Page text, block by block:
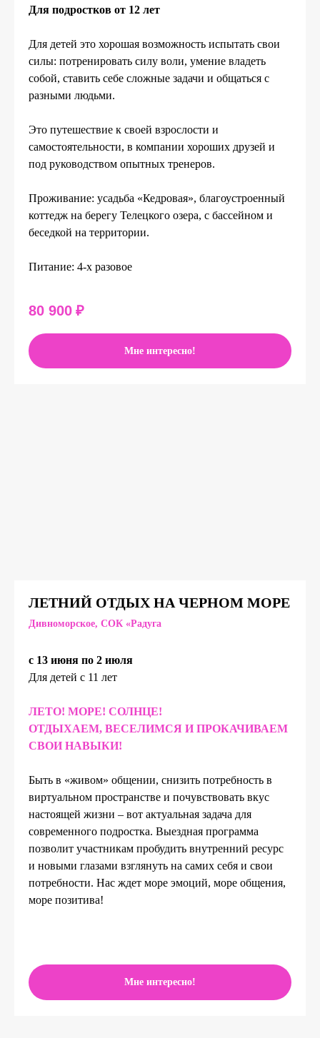
Для подростков от 12 лет
Для детей это хорошая возможность испытать свои
силы: потренировать силу воли, умение владеть
собой, ставить себе сложные задачи и общаться с
разными людьми.
Это путешествие к своей взрослости и
самостоятельности, в компании хороших друзей и
под руководством опытных тренеров.
Проживание: усадьба «Кедровая», благоустроенный
коттедж на берегу Телецкого озера, с бассейном и
беседкой на территории.
Питание: 4-х разовое
80 900 ₽
Мне интересно!
ЛЕТНИЙ ОТДЫХ НА ЧЕРНОМ МОРЕ
Дивноморское, СОК «Радуга
с 13 июня по 2 июля
Для детей с 11 лет
ЛЕТО! МОРЕ! СОЛНЦЕ!
ОТДЫХАЕМ, ВЕСЕЛИМСЯ И ПРОКАЧИВАЕМ
СВОИ НАВЫКИ!
Быть в «живом» общении, снизить потребность в
виртуальном пространстве и почувствовать вкус
настоящей жизни – вот актуальная задача для
современного подростка. Выездная программа
позволит участникам пробудить внутренний ресурс
и новыми глазами взглянуть на самих себя и свои
потребности. Нас ждет море эмоций, море общения,
море позитива!
Мне интересно!